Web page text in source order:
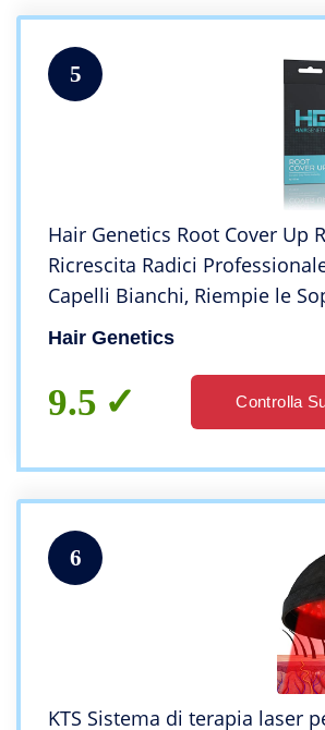
5
Hair Genetics Root Cover Up
Ricrescita Radici
Capelli Bianchi, Riempie le
Resiste a più Lavaggi,
Hair Genetics
9.5 Controlla
6
KTS Sistema di terapia laser